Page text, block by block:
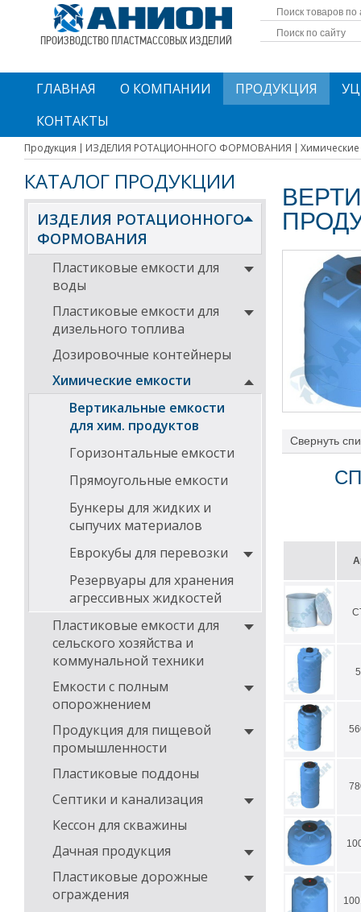
ПРОИЗВОДСТВО ПЛАСТМАССОВЫХ ИЗДЕЛИЙ
ГЛАВНАЯ О КОМПАНИИ ПРОДУКЦИЯ
КОНТАКТЫ
Продукция ИЗДЕЛИЯ РОТАЦИОННОГО ФОРМОВАНИЯ
КАТАЛОГ ПРОДУКЦИИ
ИЗДЕЛИЯ РОТАЦИОННОГО
ФОРМОВАНИЯ
Пластиковые емкости для
воды
Пластиковые емкости для
дизельного топлива
Дозировочные контейнеры
Химические емкости
Вертикальные емкости
для хим. продуктов
Горизонтальные емкости
Прямоугольные емкости
Бункеры для жидких и
сыпучих материалов
Еврокубы для перевозки
Резервуары для хранения
агрессивных жидкостей
Пластиковые емкости для
сельского хозяйства и
коммунальной техники
Емкости с полным
опорожнением
Продукция для пищевой
промышленности
Пластиковые поддоны
Септики и канализация
Кессон для скважины
Дачная продукция
Пластиковые дорожные
ограждения
емкости для
Применение
опасности
Температура
окружающую
Свернуть